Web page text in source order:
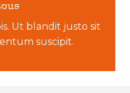
Ut blandit justo sit
suscipit.